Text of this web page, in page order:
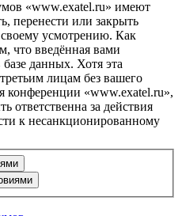
«www.exatel.ru» имеют
перенести или закрыть
усмотрению. Как
что введённая вами
данных. Хотя эта
лицам без вашего
конференции «www.exatel.ru»,
ответственна за действия
к несанкционированному